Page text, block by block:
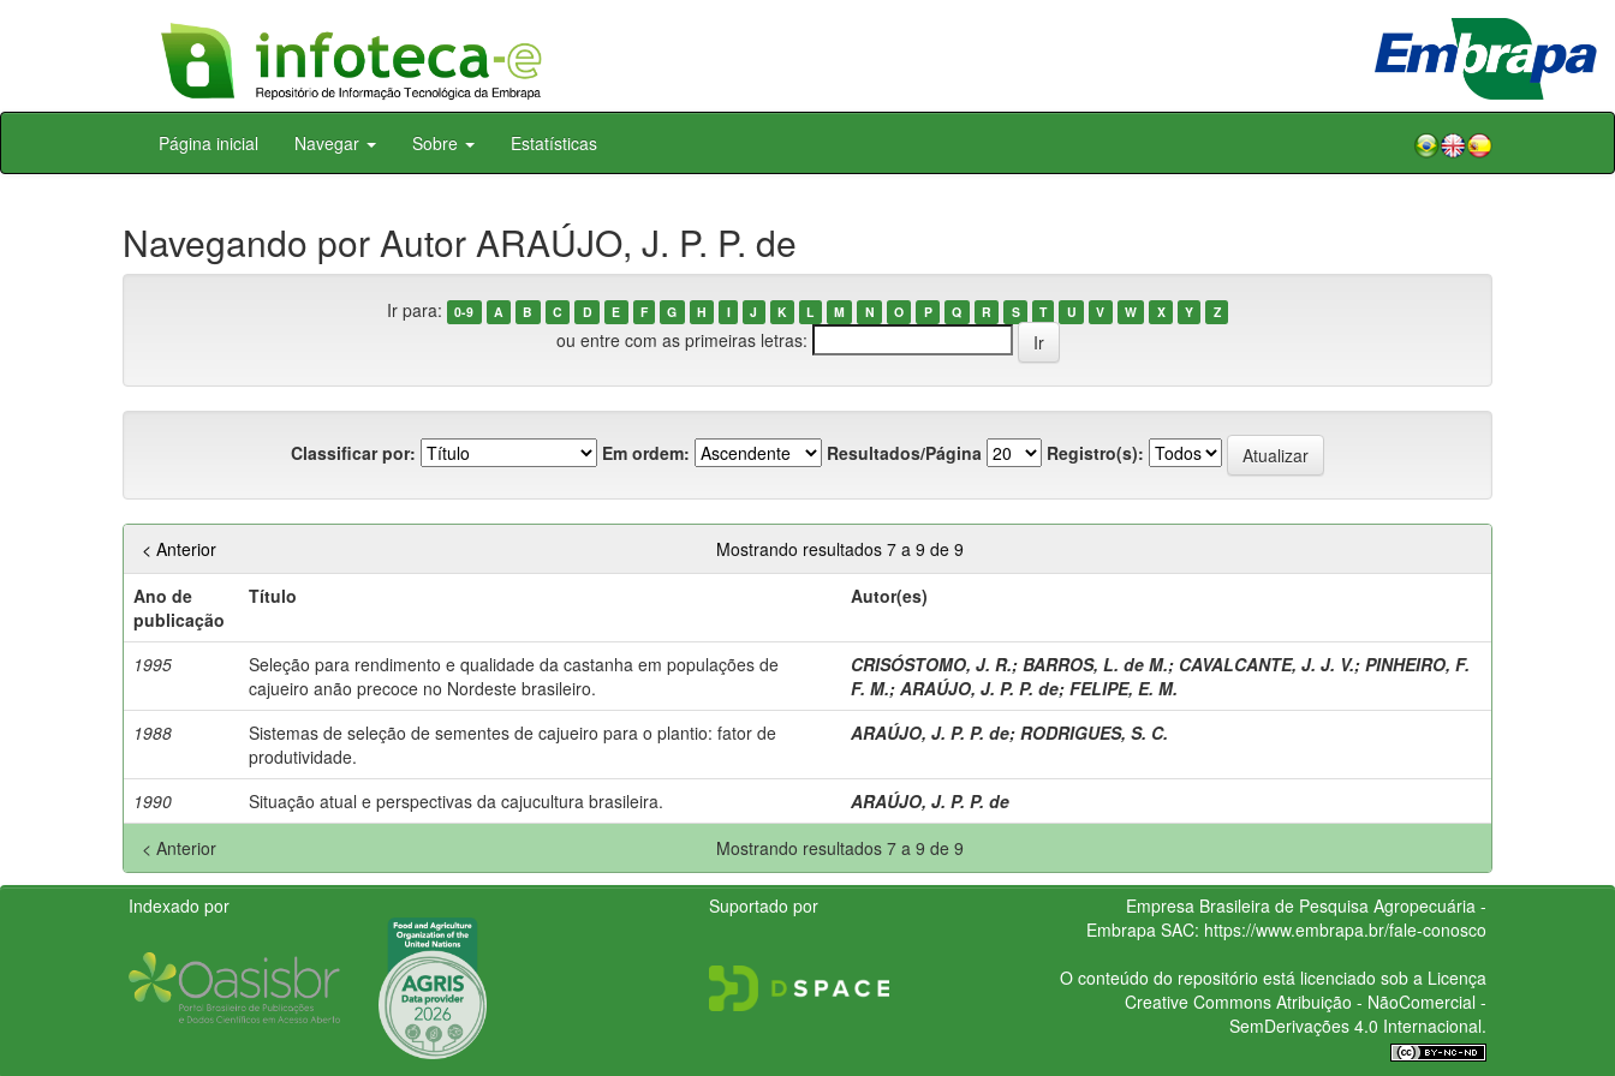
Skip
Página inicial Navegar Sobre Estatísticas
Navegando por Autor ARAÚJO, J. P. P. de
Ir para: 0-9 A B C D E F G H I J K L M N O P Q R S T U V W X Y Z
ou entre com as primeiras letras:
Classificar por: Em ordem: Resultados/Página Registro(s):
Mostrando resultados 7 a 9 de 9
< Anterior
Ano de
publicação
Título Autor(es)
1995
Seleção para rendimento e qualidade da castanha em populações de
cajueiro anão precoce no Nordeste brasileiro.
CRISÓSTOMO, J. R.; BARROS, L. de M.; CAVALCANTE, J. J. V.; PINHEIRO, F.
F. M.; ARAÚJO, J. P. P. de; FELIPE, E. M.
1988
Sistemas de seleção de sementes de cajueiro para o plantio: fator de
produtividade.
ARAÚJO, J. P. P. de; RODRIGUES, S. C.
1990 Situação atual e perspectivas da cajucultura brasileira.
ARAÚJO, J. P. P. de
Mostrando resultados 7 a 9 de 9
< Anterior
Indexado por Suportado por
Empresa Brasileira de Pesquisa Agropecuária -
Embrapa SAC: https://www.embrapa.br/fale-conosco
O conteúdo do repositório está licenciado sob a Licença
Creative CommonsAtribuição - NãoComercial -
SemDerivações 4.0 Internacional.